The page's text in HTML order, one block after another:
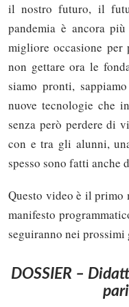
il nostro futuro, il
pandemia è ancora
migliore occasione per
non gettare ora le
siamo pronti,
nuove tecnologie che
senza però perdere di
con e tra gli alunni,
spesso sono fatti
Questo video è il primo
manifesto
seguiranno nei
DOSSIER –